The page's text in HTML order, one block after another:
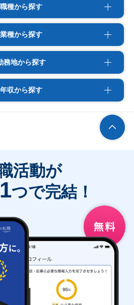
職種から探す
業種から探す
務地から探す
年収から探す
活動が
1つで完結！